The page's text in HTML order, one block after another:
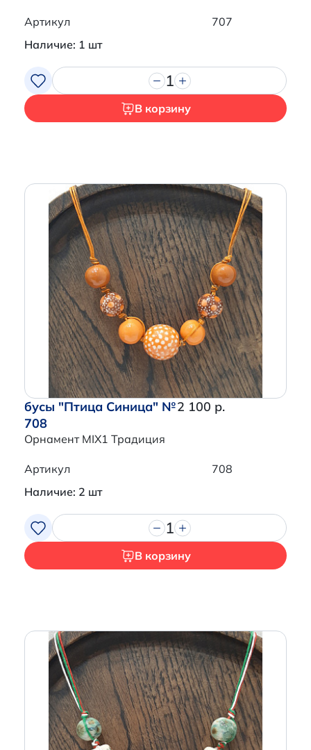
Артикул
707
Наличие: 1 шт
1
В корзину
бусы "Птица Синица" №
708
Орнамент MIX1 Традиция
2 100 р.
Артикул
708
Наличие: 2 шт
1
В корзину